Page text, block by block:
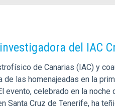
del IAC
de Canarias (IAC) y
las homenajeadas en la
evento, celebrado en la
Santa Cruz de Tenerife, ha